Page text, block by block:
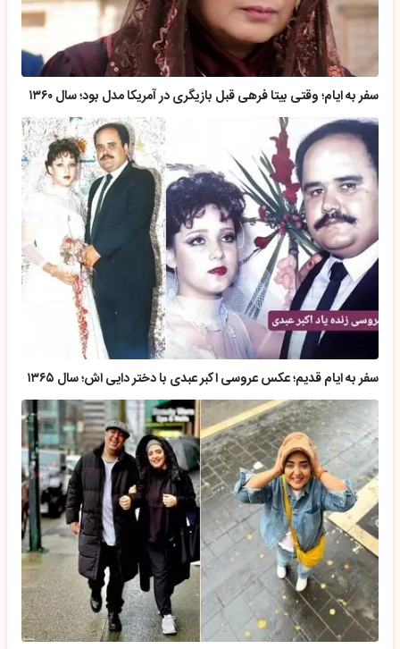
سفر به ایام؛ وقتی بیتا فرهی قبل بازیگری در آمریکا مدل بود؛ سال ۱۳۶۰
سفر به ایام قدیم؛ عکس عروسی اکبر عبدی با دختر دایی اش؛ سال ۱۳۶۵